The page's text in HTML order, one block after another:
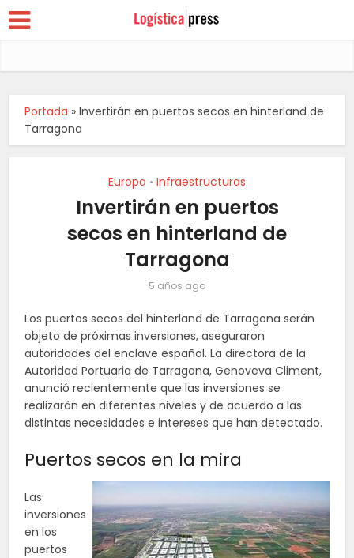
Portada »Invertirán en puertos secos en hinterland de
Tarragona
Europa • Infraestructuras
Invertirán en puertos
secos en hinterland de
Tarragona
5 años ago
Los puertos secos del hinterland de Tarragona serán
objeto de próximas inversiones, aseguraron
autoridades del enclave español. La directora de la
Autoridad Portuaria de Tarragona, Genoveva Climent,
anunció recientemente que las inversiones se
realizarán en diferentes niveles y de acuerdo a las
distintas necesidades e intereses que han detectado.
Puertos secos en la mira
Las
inversiones
en los
puertos